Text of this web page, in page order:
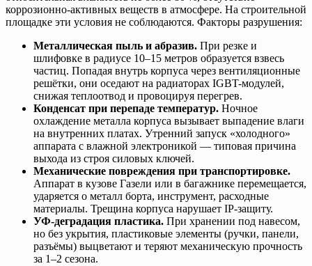
коррозионно-активных веществ в атмосфере. На строительной
площадке эти условия не соблюдаются. Факторы разрушения:
Металлическая пыль и абразив. При резке и
шлифовке в радиусе 10–15 метров образуется взвесь
частиц. Попадая внутрь корпуса через вентиляционные
решётки, они оседают на радиаторах IGBT-модулей,
снижая теплоотвод и провоцируя перегрев.
Конденсат при перепаде температур. Ночное
охлаждение металла корпуса вызывает выпадение влаги
на внутренних платах. Утренний запуск «холодного»
аппарата с влажной электроникой — типовая причина
выхода из строя силовых ключей.
Механические повреждения при транспортировке.
Аппарат в кузове Газели или в багажнике перемещается,
ударяется о металл борта, инструмент, расходные
материалы. Трещина корпуса нарушает IP-защиту.
УФ-деградация пластика. При хранении под навесом,
но без укрытия, пластиковые элементы (ручки, панели,
разъёмы) выцветают и теряют механическую прочность
за 1–2 сезона.